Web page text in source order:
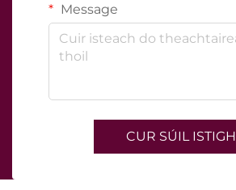
Message
CUR SÚIL ISTIGH